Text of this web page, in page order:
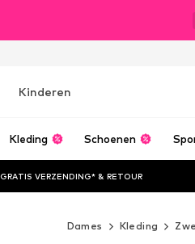
Kinderen
Kleding Schoenen
GRATIS VERZENDING* & RETOUR
Dames Kleding